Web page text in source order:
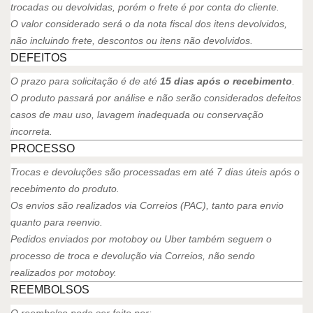
trocadas ou devolvidas, porém o frete é por conta do cliente.
O valor considerado será o da nota fiscal dos itens devolvidos,
não incluindo frete, descontos ou itens não devolvidos.
DEFEITOS
O prazo para solicitação é de até 15 dias após o recebimento
O produto passará por análise e não serão considerados defeitos
casos de mau uso, lavagem inadequada ou conservação
incorreta.
PROCESSO
Trocas e devoluções são processadas em até 7 dias úteis após o
recebimento do produto.
Os envios são realizados via Correios (PAC), tanto para envio
quanto para reenvio.
Pedidos enviados por motoboy ou Uber também seguem o
processo de troca e devolução via Correios, não sendo
realizados por motoboy.
REEMBOLSOS